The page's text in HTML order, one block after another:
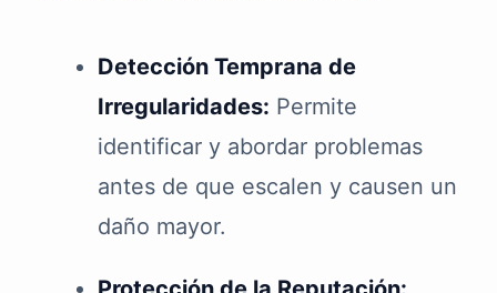
Detección Temprana de
Irregularidades: Permite
identificar y abordar problemas
antes de que escalen y causen un
daño mayor.